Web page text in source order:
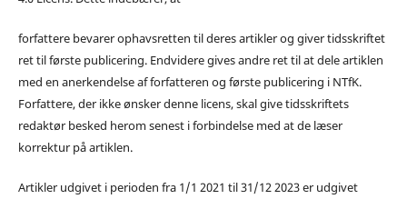
forfattere bevarer ophavsretten til deres artikler og giver tidsskriftet
ret til første publicering. Endvidere gives andre ret til at dele artiklen
med en anerkendelse af forfatteren og første publicering i NTfK.
Forfattere, der ikke ønsker denne licens, skal give tidsskriftets
redaktør besked herom senest i forbindelse med at de læser
korrektur på artiklen.
Artikler udgivet i perioden fra 1/1 2021 til 31/12 2023 er udgivet